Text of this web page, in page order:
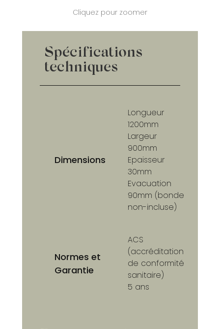
Cliquez pour zoomer
Spécifications
techniques
Dimensions
Longueur
1200mm
Largeur
900mm
Epaisseur
30mm
Evacuation
90mm (bonde
non-incluse)
Normes et
Garantie
ACS
(accréditation
de conformité
sanitaire)
5 ans